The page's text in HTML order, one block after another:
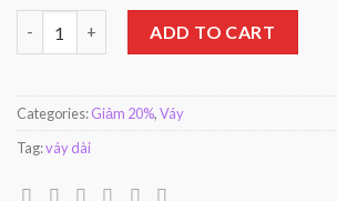
ADD TO CART
Categories:Giảm 20%,Váy
Tag:váy dài